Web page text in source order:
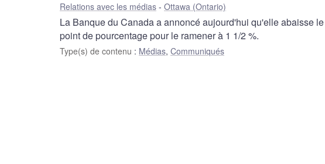
Relations avec les médias Ottawa (Ontario)
La Banque du Canada a annoncé aujourd'hui qu'elle abaisse
point de pourcentage pour le ramener à 1 1/2 %.
Type(s) de contenu : Médias, Communiqués